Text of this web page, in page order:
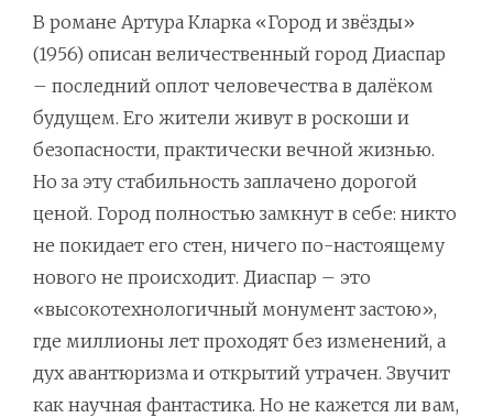
В романе Артура Кларка «Город и звёзды»
(1956) описан величественный город Диаспар
– последний оплот человечества в далёком
будущем. Его жители живут в роскоши и
безопасности, практически вечной жизнью.
Но за эту стабильность заплачено дорогой
ценой. Город полностью замкнут в себе: никто
не покидает его стен, ничего по-настоящему
нового не происходит. Диаспар – это
«высокотехнологичный монумент застою»,
где миллионы лет проходят без изменений, а
дух авантюризма и открытий утрачен. Звучит
как научная фантастика. Но не кажется ли вам,